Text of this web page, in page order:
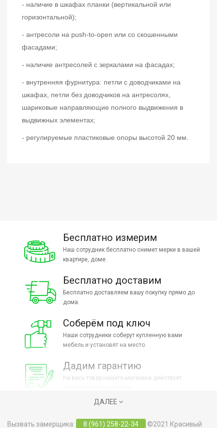
- наличие в шкафах планки (вертикальной или
горизонтальной);
- антресоли на push-to-open или со скошенными
фасадами;
- наличие антресолей с зеркалами на фасадах;
- внутренняя фурнитура: петли с доводчиками на
шкафах, петли без доводчиков на антресолях,
шариковые направляющие полного выдвижения в
выдвижных элементах;
- регулируемые пластиковые опоры высотой 20 мм.
Бесплатно измерим
Наш сотрудник бесплатно снимет мерки в вашей
квартире, доме.
Бесплатно доставим
Бесплатно доставляем вашу покупку прямо до
дома.
Соберём под ключ
Наши сотрудники соберут купленную вами
мебель и установят на место.
Дадим гарантию
На весь товар нашего магазина действует
ДАЛЕЕ
Вызвать замерщика: 8 (961) 258-22-34 ©2021 Красивый